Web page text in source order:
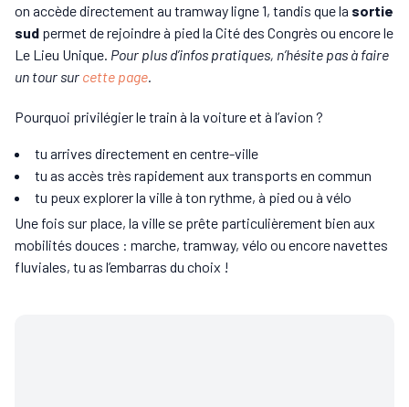
on accède directement au tramway ligne 1, tandis que la sortie
sud permet de rejoindre à pied la Cité des Congrès ou encore le
Le Lieu Unique. Pour plus d’infos pratiques, n’hésite pas à faire
un tour sur cette page
Pourquoi privilégier le train à la voiture et à l’avion ?
tu arrives directement en centre-ville
tu as accès très rapidement aux transports en commun
tu peux explorer la ville à ton rythme, à pied ou à vélo
Une fois sur place, la ville se prête particulièrement bien aux
mobilités douces : marche, tramway, vélo ou encore navettes
fluviales, tu as l’embarras du choix !